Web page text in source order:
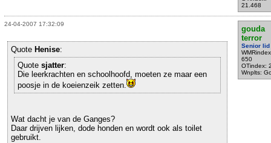
21.468
24-04-2007 17:32:09
gouda
terror
Senior lid
650
OTindex:
Wnplts:
Quote Henise:
Quote sjatter:
Die leerkrachten en schoolhoofd, moeten ze maar een
poosje in de koeienzeik zetten.
Wat dacht je van de Ganges?
Daar drijven lijken, dode honden en wordt ook als toilet
gebruikt.